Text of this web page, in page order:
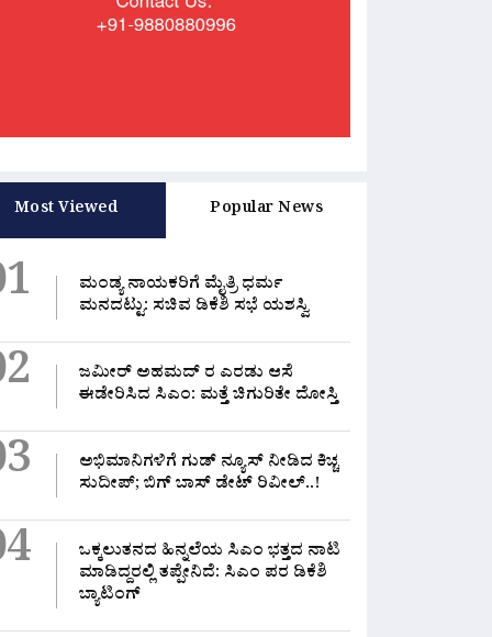
Most Viewed Popular News
ಮಂಡ್ಯ ನಾಯಕರಿಗೆ ಮೈತ್ರಿ ಧರ್ಮ
ಮನದಟ್ಟು: ಸಚಿವ ಡಿಕೆಶಿ ಸಭೆ ಯಶಸ್ವಿ
ಜಮೀರ್ ಅಹಮದ್ ರ ಎರಡು ಆಸೆ
ಈಡೇರಿಸಿದ ಸಿಎಂ: ಮತ್ತೆ ಚಿಗುರಿತೇ ದೋಸ್ತಿ
ಅಭಿಮಾನಿಗಳಿಗೆ ಗುಡ್ ನ್ಯೂಸ್ ನೀಡಿದ ಕಿಚ್ಚ
ಸುದೀಪ್; ಬಿಗ್ ಬಾಸ್ ಡೇಟ್ ರಿವೀಲ್..!
ಒಕ್ಕಲುತನದ ಹಿನ್ನಲೆಯ ಸಿಎಂ ಭತ್ತದ ನಾಟಿ
ಮಾಡಿದ್ದರಲ್ಲಿ‌ ತಪ್ಪೇನಿದೆ: ಸಿಎಂ ಪರ ಡಿಕೆಶಿ
ಬ್ಯಾಟಿಂಗ್